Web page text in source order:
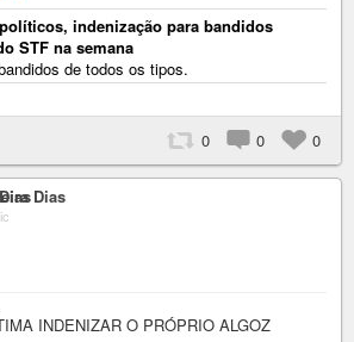
indenização para bandidos
STF na semana
de todos os tipos.
0 0 0
Dias
INDENIZAR O PRÓPRIO ALGOZ